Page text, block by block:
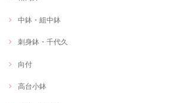
中鉢・組中鉢
刺身鉢・千代久
向付
高台小鉢